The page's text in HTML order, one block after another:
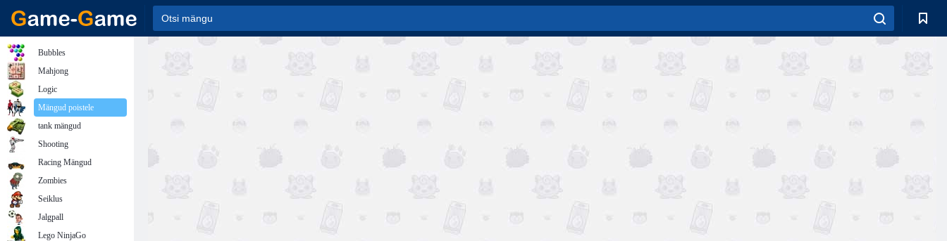
Bubbles
Mahjong
Logic
Mängud poistele
tank mängud
Shooting
Racing Mängud
Zombies
Seiklus
Jalgpall
Lego NinjaGo